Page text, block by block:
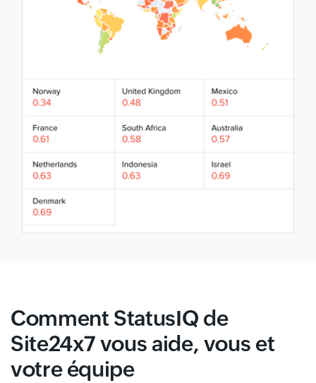
Comment StatusIQ de
Site24x7 vous aide, vous et
votre équipe